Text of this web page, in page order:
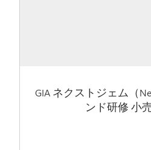
GIA ネクストジェム（
ンド研修 小